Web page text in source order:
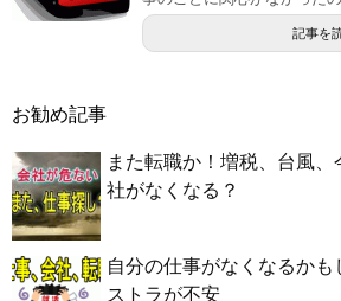
記事を
お勧め記事
また転職か！増税、台風
社がなくなる？
自分の仕事がなくなるかも
ストラが不安